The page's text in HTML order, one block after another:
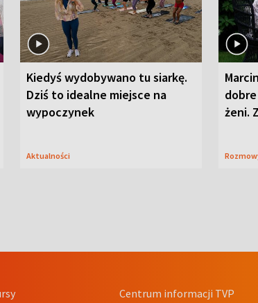
Kiedyś wydobywano tu siarkę.
Dziś to idealne miejsce na
wypoczynek
Aktualności
dobre
żeni.
Centrum informacji TVP